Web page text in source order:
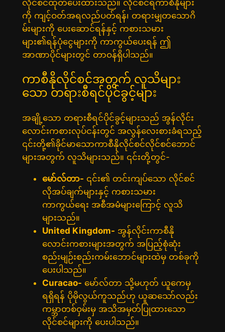
လိုင်စင်ထုတ်ပေးထားသည်။ လိုင်စင်ရကာစီနိုများ
ကို ကျင့်ဝတ်အရလည်ပတ်ရန်၊ တရားမျှတသောဂိ
မ်းများကို ပေးဆောင်ရန်နှင့် ကစားသမား
များ၏ရန်ပုံငွေများကို ကာကွယ်ပေးရန် ဤ
အာဏာပိုင်များတွင် တာဝန်ရှိပါသည်။
ကာစီနိုလိုင်စင်အတွက် လူသိများ
သော တရားစီရင်ပိုင်ခွင့်များ
အချို့သော တရားစီရင်ပိုင်ခွင့်များသည် အွန်လိုင်း
လောင်းကစားလုပ်ငန်းတွင် အလွန်လေးစားခံရသည့်
၎င်းတို့၏ခိုင်မာသောကာစီနိုလိုင်စင်လိုင်စင်ဘောင်
များအတွက် လူသိများသည်။ ၎င်းတို့တွင်-
မော်လ်တာ- ၎င်း၏ တင်းကျပ်သော လိုင်စင်
လိုအပ်ချက်များနှင့် ကစားသမား
ကာကွယ်ရေး အစီအမံများကြောင့် လူသိ
များသည်။
United Kingdom- အွန်လိုင်းကာစီနို
လောင်းကစားများအတွက် အပြည့်စုံဆုံး
စည်းမျဉ်းစည်းကမ်းဘောင်များထဲမှ တစ်ခုကို
ပေးပါသည်။
Curacao- မော်လ်တာ သို့မဟုတ် ယူကေမှ
ရရှိရန် ပိုမိုလွယ်ကူသည်ဟု ယူဆသော်လည်း
ကမ္ဘာတစ်ဝှမ်းမှ အသိအမှတ်ပြုထားသော
လိုင်စင်များကို ပေးပါသည်။